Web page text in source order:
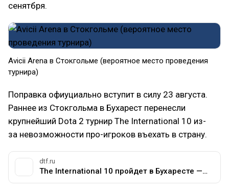
сенятбря.
Avicii Arena в Стокгольме (вероятное место проведения
турнира)
Поправка офиуциально вступит в силу 23 августа.
Раннее из Стокгольма в Бухарест перенесли
крупнейший Dota 2 турнир The International 10 из-
за невозможности про-игроков въехать в страну.
dtf.ru
The International 10 пройдет в Бухаресте — Подсайт о мобе Dota на DTF